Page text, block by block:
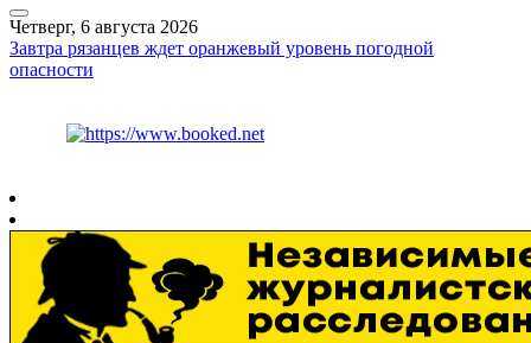
Четверг, 6 августа 2026
Завтра рязанцев ждет оранжевый уровень погодной
опасности